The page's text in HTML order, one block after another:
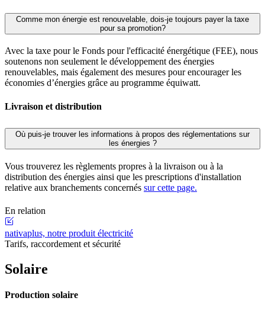
Comme mon énergie est renouvelable, dois-je toujours payer la taxe
pour sa promotion?
Avec la taxe pour le Fonds pour l'efficacité énergétique (FEE), nous
soutenons non seulement le développement des énergies
renouvelables, mais également des mesures pour encourager les
économies d’énergies grâce au programme équiwatt.
Livraison et distribution
Où puis-je trouver les informations à propos des réglementations sur
les énergies ?
Vous trouverez les règlements propres à la livraison ou à la
distribution des énergies ainsi que les prescriptions d'installation
relative aux branchements concernés sur cette page.
En relation
nativaplus, notre produit électricité
Tarifs, raccordement et sécurité
Solaire
Production solaire